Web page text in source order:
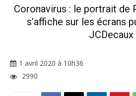
Coronavirus : le portrait de
s’affiche sur les écrans
JCDecaux
1 avril 2020 à 10h36
2990